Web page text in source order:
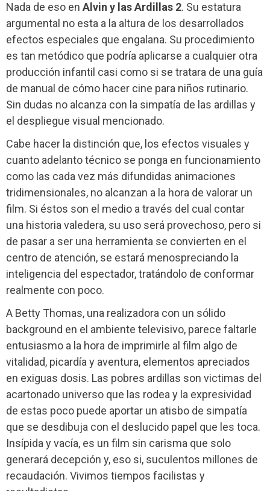
Nada de eso en Alvin y las Ardillas 2. Su estatura
argumental no esta a la altura de los desarrollados
efectos especiales que engalana. Su procedimiento
es tan metódico que podría aplicarse a cualquier otra
producción infantil casi como si se tratara de una guía
de manual de cómo hacer cine para niños rutinario.
Sin dudas no alcanza con la simpatía de las ardillas y
el despliegue visual mencionado.
Cabe hacer la distinción que, los efectos visuales y
cuanto adelanto técnico se ponga en funcionamiento
como las cada vez más difundidas animaciones
tridimensionales, no alcanzan a la hora de valorar un
film. Si éstos son el medio a través del cual contar
una historia valedera, su uso será provechoso, pero si
de pasar a ser una herramienta se convierten en el
centro de atención, se estará menospreciando la
inteligencia del espectador, tratándolo de conformar
realmente con poco.
A Betty Thomas, una realizadora con un sólido
background en el ambiente televisivo, parece faltarle
entusiasmo a la hora de imprimirle al film algo de
vitalidad, picardía y aventura, elementos apreciados
en exiguas dosis. Las pobres ardillas son victimas del
acartonado universo que las rodea y la expresividad
de estas poco puede aportar un atisbo de simpatía
que se desdibuja con el deslucido papel que les toca.
Insípida y vacía, es un film sin carisma que solo
generará decepción y, eso si, suculentos millones de
recaudación. Vivimos tiempos facilistas y